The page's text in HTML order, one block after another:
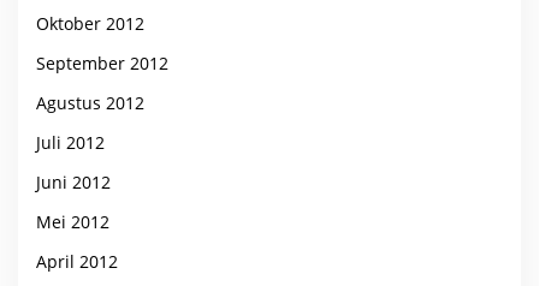
Oktober 2012
September 2012
Agustus 2012
Juli 2012
Juni 2012
Mei 2012
April 2012